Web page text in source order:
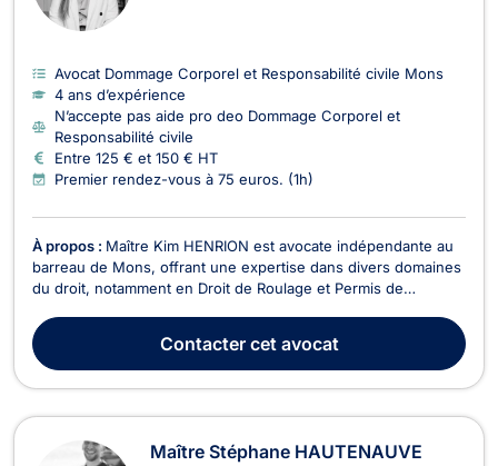
Avocat Dommage Corporel et Responsabilité civile Mons
4 ans d’expérience
N’accepte pas aide pro deo Dommage Corporel et
Responsabilité civile
Entre 125 € et 150 € HT
Premier rendez-vous à 75 euros. (1h)
À propos : Maître Kim HENRION est avocate indépendante au
barreau de Mons, offrant une expertise dans divers domaines
du droit, notamment en Droit de Roulage et Permis de
Pénal, Droit Économique et Droit des Assurances. Avec une
approche rigoureuse et pragmatique, Maître HENRI...
Contactercet avocat
Maître Stéphane HAUTENAUVE